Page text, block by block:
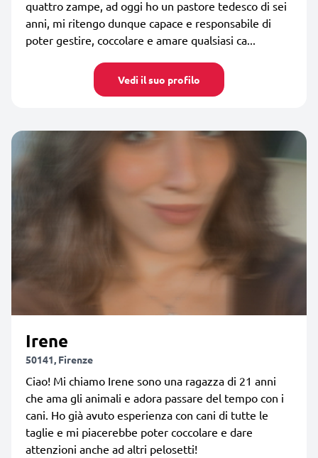
quattro zampe, ad oggi ho un pastore tedesco di sei
anni, mi ritengo dunque capace e responsabile di
poter gestire, coccolare e amare qualsiasi ca...
Vedi il suo profilo
Irene
50141, Firenze
Ciao! Mi chiamo Irene sono una ragazza di 21 anni
che ama gli animali e adora passare del tempo con i
cani. Ho già avuto esperienza con cani di tutte le
taglie e mi piacerebbe poter coccolare e dare
attenzioni anche ad altri pelosetti!